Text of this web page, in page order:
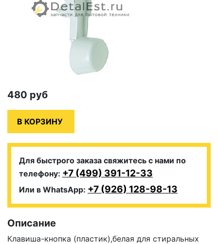
480 руб
Для быстрого заказа свяжитесь с нами по
телефону: +7 (499) 391-12-33
Или в WhatsApp: +7 (926) 128-98-13
Описание
Клавиша-кнопка (пластик),белая для стиральных